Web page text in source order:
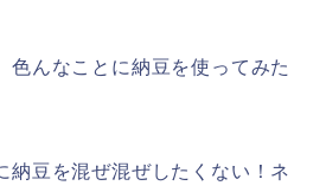
色んなことに納豆を使ってみた
納豆を混ぜ混ぜしたくない！ネ